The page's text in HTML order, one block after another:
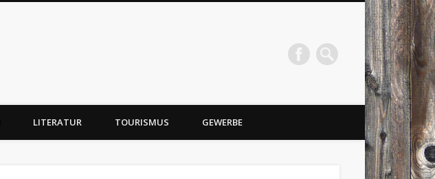
LITERATUR TOURISMUS GEWERBE